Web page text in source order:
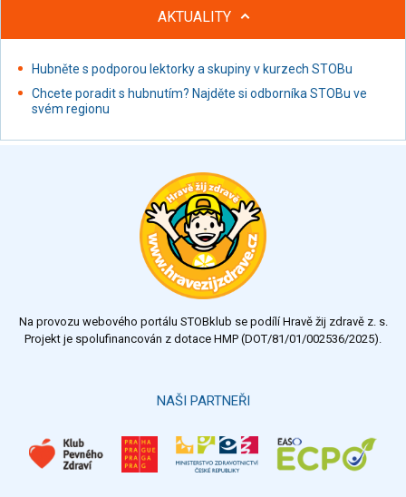
AKTUALITY
Hubněte s podporou lektorky a skupiny v kurzech STOBu
Chcete poradit s hubnutím? Najděte si odborníka STOBu ve
svém regionu
Na provozu webového portálu STOBklub se podílí Hravě žij zdravě z. s.
Projekt je spolufinancován z dotace HMP (DOT/81/01/002536/2025).
NAŠI PARTNEŘI